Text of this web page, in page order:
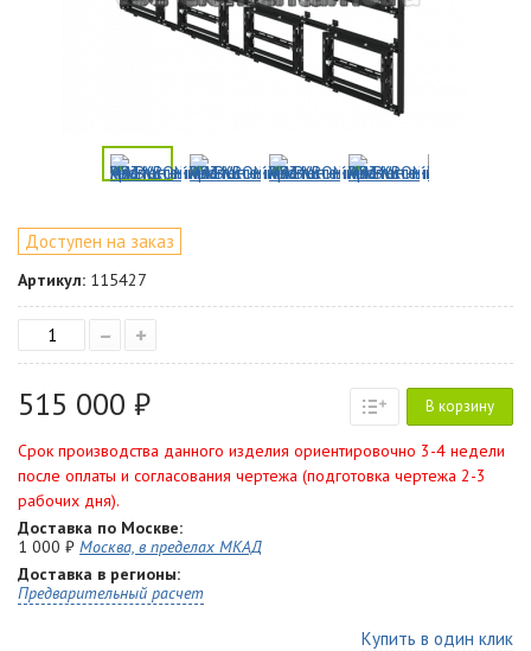
Доступен на заказ
Артикул: 115427
– +
515 000 ₽ В корзину
Срок производства данного изделия ориентировочно 3-4 недели
после оплаты и согласования чертежа (подготовка чертежа 2-3
рабочих дня).
Доставка по Москве:
1 000 ₽ Москва, в пределах МКАД
Доставка в регионы:
Предварительный расчет
Купить в один клик